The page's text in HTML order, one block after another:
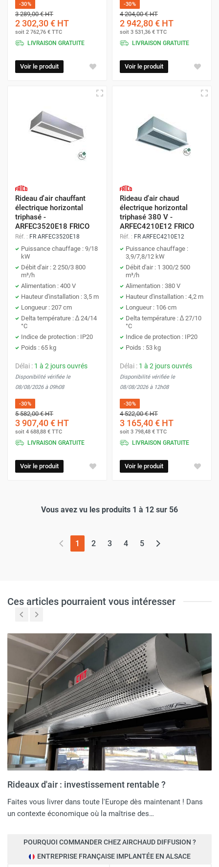
-30%
3 289,00 €HT
2 302,30 € HT
soit 2 762,76 € TTC
LIVRAISON GRATUITE
Voir le produit
-30%
4 204,00 €HT
2 942,80 € HT
soit 3 531,36 € TTC
LIVRAISON GRATUITE
Voir le produit
Rideau d'air chauffant
électrique horizontal
triphasé -
ARFEC3520E18 FRICO
Réf. : FR ARFEC3520E18
Puissance chauffage : 9/18
kW
Débit d'air : 2 250/3 800
m³/h
Alimentation : 400 V
Hauteur d'installation : 3,5 m
Longueur : 207 cm
Delta température : ∆ 24/14
°C
Indice de protection : IP20
Poids : 65 kg
Délai : 1 à 2 jours ouvrés
Disponibilité vérifiée le
08/08/2026 à 09h08
-30%
5 582,00 €HT
3 907,40 € HT
soit 4 688,88 € TTC
LIVRAISON GRATUITE
Voir le produit
Rideau d'air chaud
électrique horizontal
triphasé 380 V -
ARFEC4210E12 FRICO
Réf. : FR ARFEC4210E12
Puissance chauffage :
3,9/7,8/12 kW
Débit d'air : 1 300/2 500
m³/h
Alimentation : 380 V
Hauteur d'installation : 4,2 m
Longueur : 106 cm
Delta température : ∆ 27/10
°C
Indice de protection : IP20
Poids : 53 kg
Délai : 1 à 2 jours ouvrés
Disponibilité vérifiée le
08/08/2026 à 12h08
-30%
4 522,00 €HT
3 165,40 € HT
soit 3 798,48 € TTC
LIVRAISON GRATUITE
Voir le produit
Vous avez vu les produits 1 à 12 sur 56
1 (page actuelle)
2 3 4 5
Ces articles pourraient vous intéresser
Rideaux d'air : investissement rentable ?
Faites vous livrer dans toute l'Europe dès maintenant ! Dans
un contexte économique où la maîtrise des…
POURQUOI COMMANDER CHEZ AIRCHAUD DIFFUSION ?
ENTREPRISE FRANÇAISE IMPLANTÉE EN ALSACE